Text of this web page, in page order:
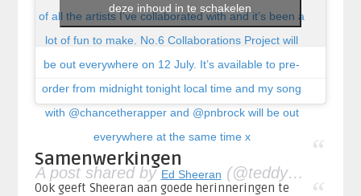
of all the artists I’ve collaborated with and it’s been a
lot of fun to make. No.6 Collaborations Project will
be out everywhere on 12 July. It’s available to pre-
order from midnight tonight local time and my song
with @chancetherapper and @pnbrock will be out
everywhere at the same time x
A post shared byEd Sheeran (@teddysphotos) on
deze inhoud in te schakelen
Samenwerkingen
Ook geeft Sheeran aan goede herinneringen te